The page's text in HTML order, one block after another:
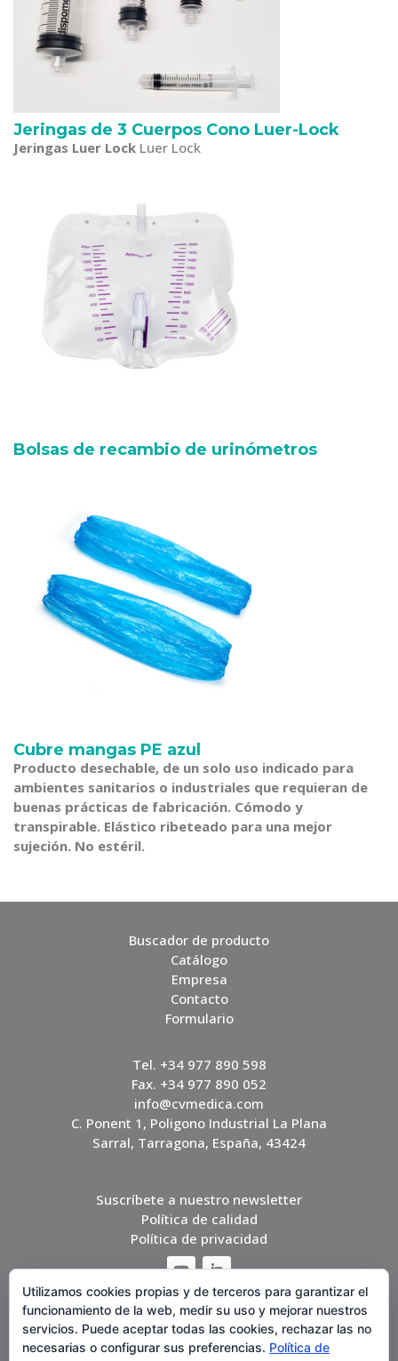
Jeringas de 3 Cuerpos Cono Luer-Lock
Jeringas Luer Lock Luer Lock
Bolsas de recambio de urinómetros
Cubre mangas PE azul
Producto desechable, de un solo uso indicado para
ambientes sanitarios o industriales que requieran de
buenas prácticas de fabricación. Cómodo y
transpirable. Elástico ribeteado para una mejor
sujeción. No estéril.
Buscador de producto
Catálogo
Empresa
Contacto
Formulario
Tel. +34 977 890 598
Fax. +34 977 890 052
info@cvmedica.com
C. Ponent 1, Poligono Industrial La Plana
Sarral, Tarragona, España, 43424
Suscríbete a nuestro newsletter
Política de calidad
Política de privacidad
Utilizamos cookies propias y de terceros para garantizar el
funcionamiento de la web, medir su uso y mejorar nuestros
servicios. Puede aceptar todas las cookies, rechazar las no
necesarias o configurar sus preferencias. Política de